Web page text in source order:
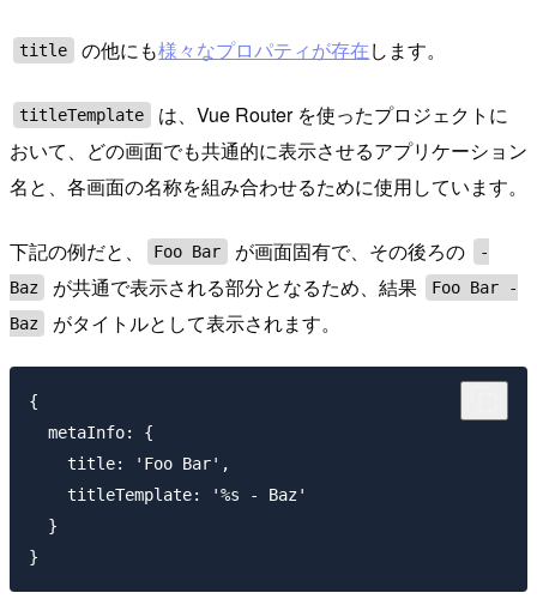
title の他にも様々なプロパティが存在します。
titleTemplate
は、Vue Router を使ったプロジェクトに
おいて、どの画面でも共通的に表示させるアプリケーション
名と、各画面の名称を組み合わせるために使用しています。
下記の例だと、 Foo Bar が画面固有で、その後ろの
-
Baz
が共通で表示される部分となるため、結果
Foo Bar -
Baz
がタイトルとして表示されます。
{
  metaInfo: {
    title: 'Foo Bar',
    titleTemplate: '%s - Baz'
  }